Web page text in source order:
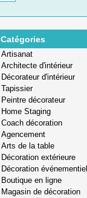
Catégories
Artisanat
Architecte d'intérieur
Décorateur d'intérieur
Tapissier
Peintre décorateur
Home Staging
Coach décoration
Agencement
Arts de la table
Décoration extérieure
Décoration
Boutique en ligne
Magasin de décoration